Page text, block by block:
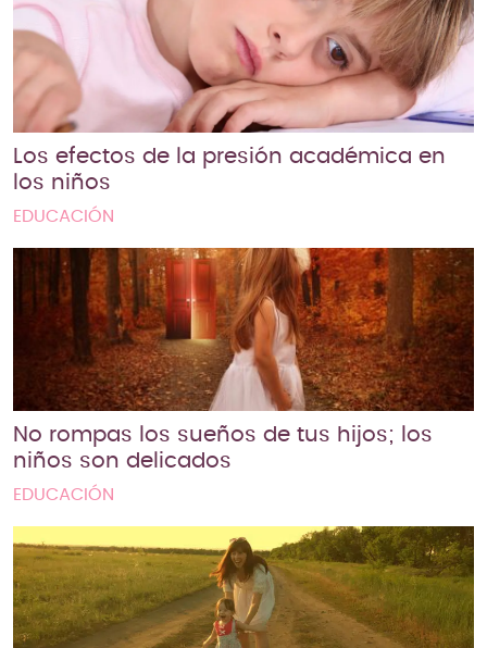
Los efectos de la presión académica en
los niños
EDUCACIÓN
No rompas los sueños de tus hijos; los
niños son delicados
EDUCACIÓN